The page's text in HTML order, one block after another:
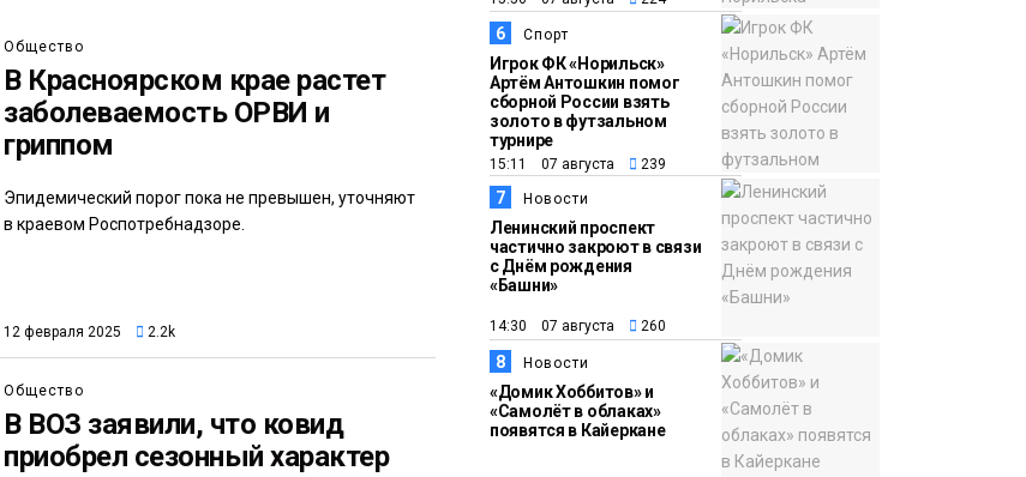
Общество
В Красноярском крае растет
заболеваемость ОРВИ и
гриппом
Эпидемический порог пока не превышен, уточняют
в краевом Роспотребнадзоре.
12 февраля 2025 2.2k
Общество
В ВОЗ заявили, что ковид
приобрел сезонный характер
6 Спорт
Игрок ФК «Норильск»
Артём Антошкин помог
сборной России взять
золото в футзальном
турнире
15:11 07 августа 239
7 Новости
Ленинский проспект
частично закроют в связи
с Днём рождения
«Башни»
14:30 07 августа 260
8 Новости
«Домик Хоббитов» и
«Самолёт в облаках»
появятся в Кайеркане